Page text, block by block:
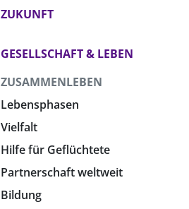
ZUKUNFT
GESELLSCHAFT & LEBEN
ZUSAMMENLEBEN
Lebensphasen
Vielfalt
Hilfe für Geflüchtete
Partnerschaft weltweit
Bildung